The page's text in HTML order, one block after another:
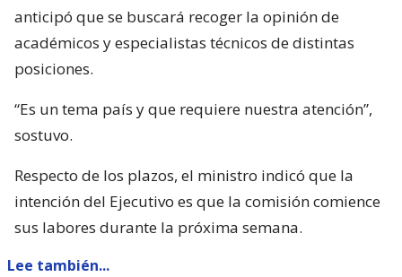
anticipó que se buscará recoger la opinión de
académicos y especialistas técnicos de distintas
posiciones.
“Es un tema país y que requiere nuestra atención”,
sostuvo.
Respecto de los plazos, el ministro indicó que la
intención del Ejecutivo es que la comisión comience
sus labores durante la próxima semana.
Lee también...